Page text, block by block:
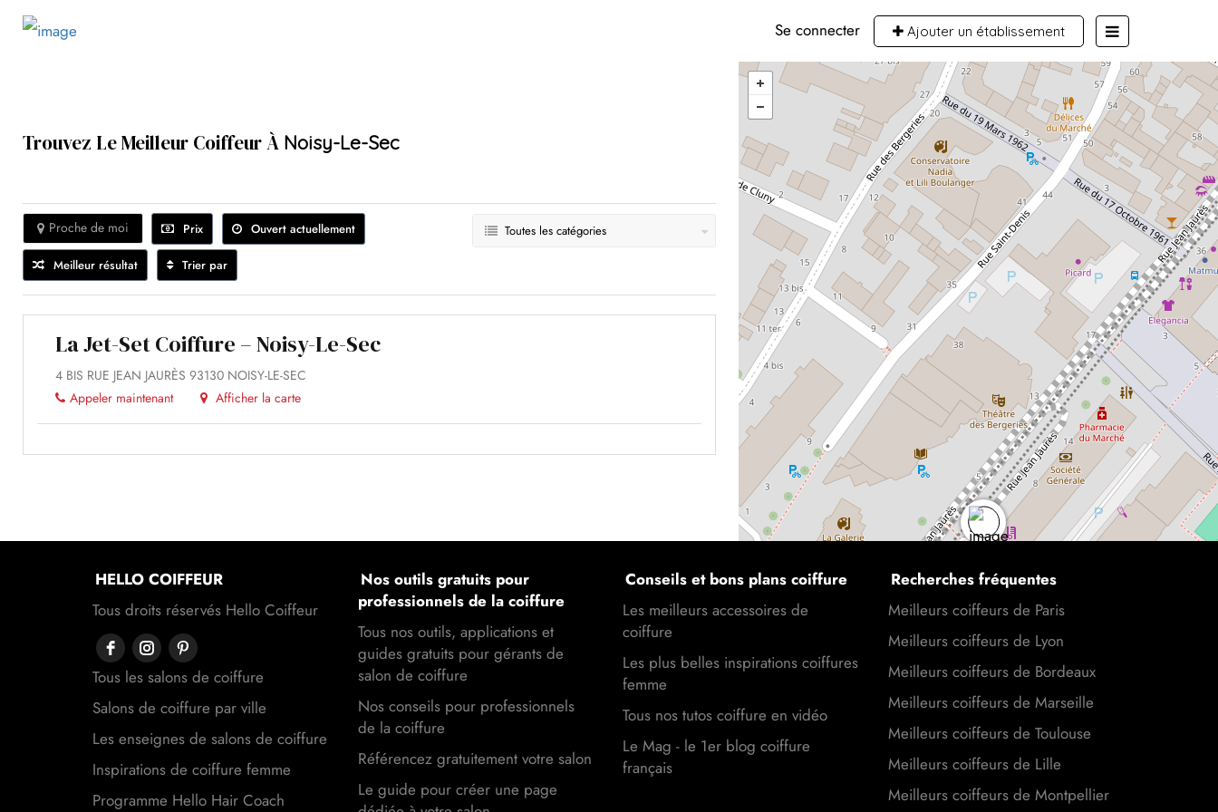
Se connecter Ajouter un établissement
Trouvez Le Meilleur Coiffeur À Noisy-Le-Sec
Prix Ouvert actuellement
Proche de moi
Meilleur résultat Trier par
Toutes les catégories
La Jet-Set Coiffure – Noisy-Le-Sec
4 BIS RUE JEAN JAURÈS 93130 NOISY-LE-SEC
Appeler maintenant
Afficher la carte
HELLO COIFFEUR
Tous droits réservés Hello Coiffeur
Tous les salons de coiffure
Salons de coiffure par ville
Les enseignes de salons de coiffure
Inspirations de coiffure femme
Programme Hello Hair Coach
Nos outils gratuits pour
professionnels de la coiffure
Tous nos outils, applications et
guides gratuits pour gérants de
salon de coiffure
Nos conseils pour professionnels
de la coiffure
Référencez gratuitement votre salon
Le guide pour créer une page
Conseils et bons plans coiffure
Les meilleurs accessoires de
coiffure
Les plus belles inspirations coiffures
femme
Tous nos tutos coiffure en vidéo
Le Mag - le 1er blog coiffure
français
Recherches fréquentes
Meilleurs coiffeurs de Paris
Meilleurs coiffeurs de Lyon
Meilleurs coiffeurs de Bordeaux
Meilleurs coiffeurs de Marseille
Meilleurs coiffeurs de Toulouse
Meilleurs coiffeurs de Lille
Meilleurs coiffeurs de Montpellier